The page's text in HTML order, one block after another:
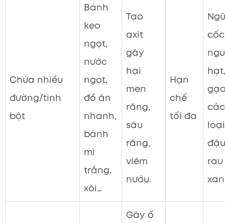
Chứa nhiều
đường/tinh
bột
Bánh
kẹo
ngọt,
nước
ngọt,
đồ ăn
nhanh,
bánh
mì
trắng,
xôi…
Tạo
axit
gây
hại
men
răng,
sâu
răng,
viêm
nướu.
Hạn
chế
tối đa
Ngũ
cốc
hạt,
các
loại
rau
Gây ố